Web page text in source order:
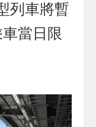
列車將暫
當日限